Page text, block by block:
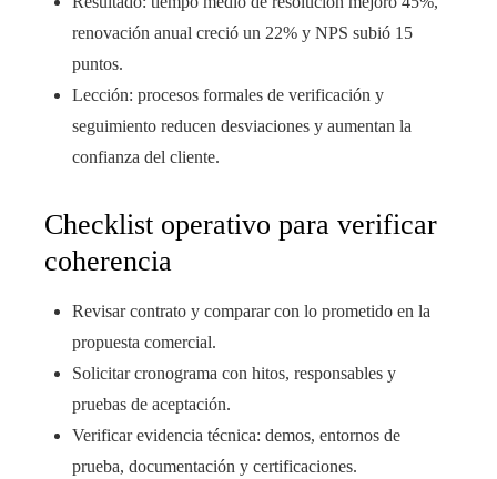
renovación anual creció un 22% y NPS subió 15
puntos.
Lección: procesos formales de verificación y
seguimiento reducen desviaciones y aumentan la
confianza del cliente.
Checklist operativo para verificar
coherencia
Revisar contrato y comparar con lo prometido en la
propuesta comercial.
Solicitar cronograma con hitos, responsables y
pruebas de aceptación.
Verificar evidencia técnica: demos, entornos de
prueba, documentación y certificaciones.